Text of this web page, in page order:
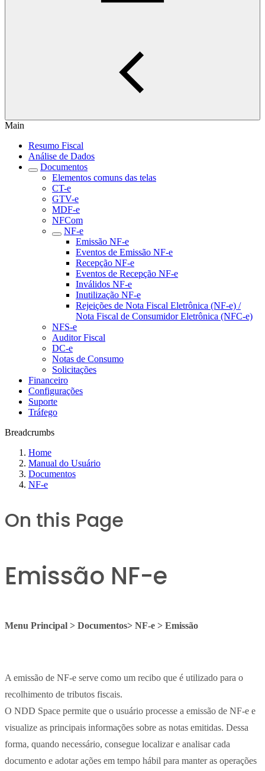
Main
Resumo Fiscal
Análise de Dados
Documentos
Elementos comuns das telas
CT-e
GTV-e
MDF-e
NFCom
NF-e
Emissão NF-e
Eventos de Emissão NF-e
Recepção NF-e
Eventos de Recepção NF-e
Inválidos NF-e
Inutilização NF-e
Rejeições de Nota Fiscal Eletrônica (NF-e) /
Nota Fiscal de Consumidor Eletrônica (NFC-e)
NFS-e
Auditor Fiscal
DC-e
Notas de Consumo
Solicitações
Financeiro
Configurações
Suporte
Tráfego
Breadcrumbs
Home
Manual do Usuário
Documentos
NF-e
On this Page
Emissão NF-e
Menu Principal > Documentos> NF-e > Emissão
A emissão de NF-e serve como um recibo que é utilizado para o
recolhimento de tributos fiscais.
O NDD Space permite que o usuário processe a emissão de NF-e e
visualize as principais informações sobre as notas emitidas. Dessa
forma, quando necessário, consegue localizar e analisar cada
documento e adotar ações em tempo hábil para manter as operações